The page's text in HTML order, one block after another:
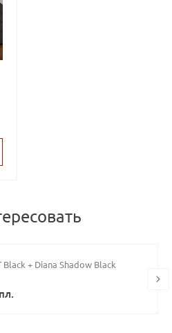
Black + Diana Shadow Black